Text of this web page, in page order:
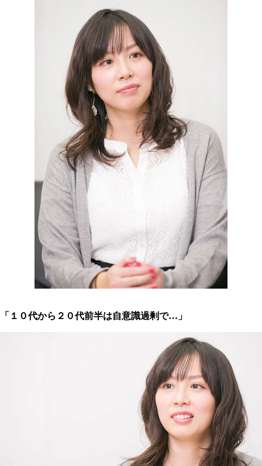
「１０代から２０代前半は自意識過剰で…」